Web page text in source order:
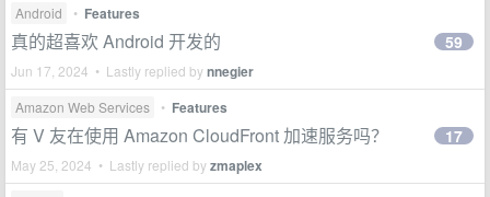
Android • Features
真的超喜欢 Android 开发的
Jun 17, 2024 • Lastly replied bynnegier
59
Amazon Web Services • Features
有 V 友在使用 Amazon CloudFront 加速服务吗？
May 25, 2024 • Lastly replied byzmaplex
17